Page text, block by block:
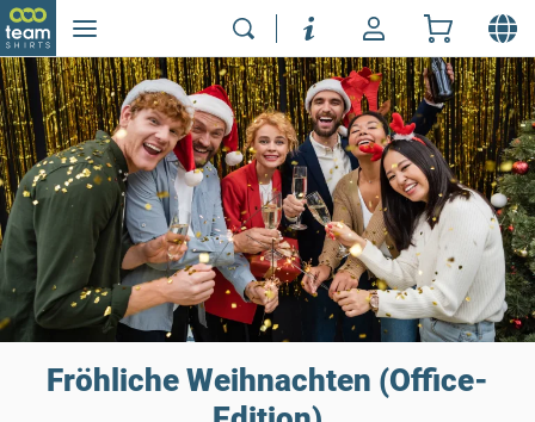
Fröhliche Weihnachten (Office-